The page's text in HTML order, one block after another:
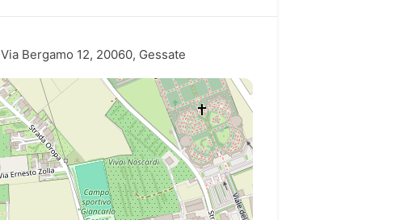
Via Bergamo 12, 20060, Gessate